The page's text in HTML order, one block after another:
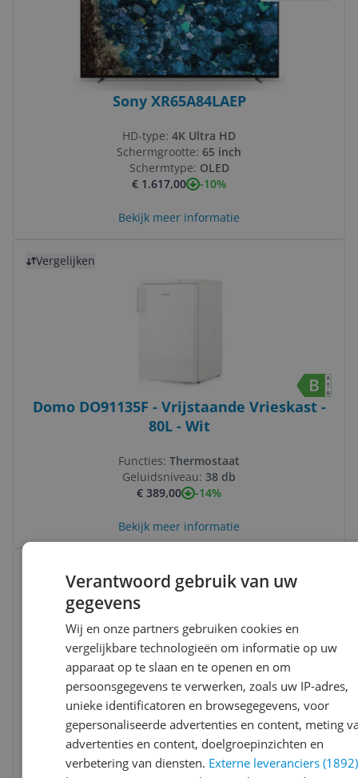
Sony XR65A84LAEP
HD-type: 4K Ultra HD
Schermgrootte: 65 inch
Schermtype: OLED
€ 1.617,00
-10%
Bekijk meer informatie
Vergelijken
Domo DO91135F - Vrijstaande Vrieskast -
80L - Wit
Functies: Thermostaat
Geluidsniveau: 38 db
€ 389,00
-14%
Bekijk meer informatie
BaByliss Midnight Luxe 2300W Haardroger
- Blauw/Goud
v.a. € 32,90 -45%
Verantwoord gebruik van uw
gegevens
Wij en onze partners gebruiken cookies en
vergelijkbare technologieën om informatie op uw
apparaat op te slaan en te openen en om
persoonsgegevens te verwerken, zoals uw IP-adres,
unieke identificatoren en browsegegevens, voor
gepersonaliseerde advertenties en content, meting
advertenties en content, doelgroepinzichten en
verbetering van diensten. Externe leveranciers (1892)